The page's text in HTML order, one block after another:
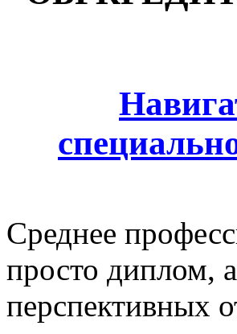
Среднее
просто диплом,
перспективных